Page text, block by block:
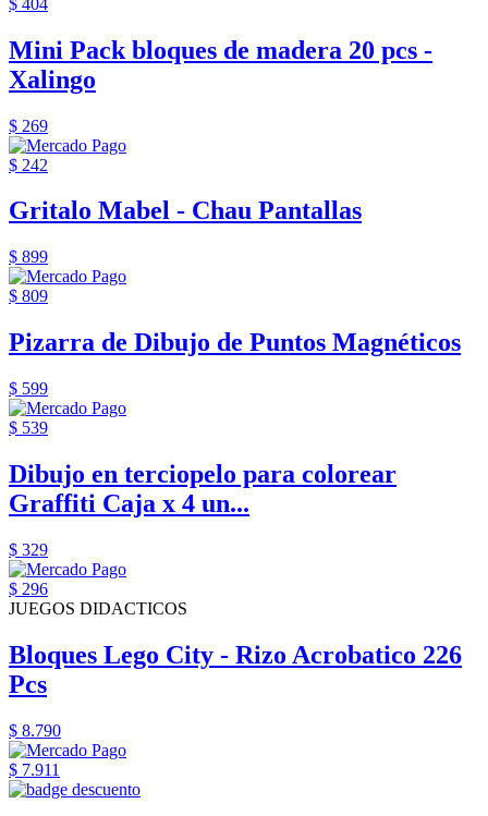
Mini Pack bloques de madera 20 pcs -
Xalingo
$ 269
$ 242
Gritalo Mabel - Chau Pantallas
$ 899
$ 809
Pizarra de Dibujo de Puntos Magnéticos
$ 599
$ 539
Dibujo en terciopelo para colorear
Graffiti Caja x 4 un...
$ 329
$ 296
JUEGOS DIDACTICOS
Bloques Lego City - Rizo Acrobatico 226
Pcs
$ 8.790
$ 7.911